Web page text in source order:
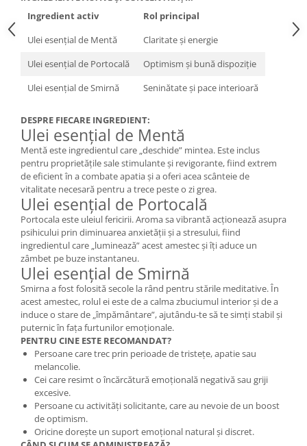
Ingredient activ
Rol principal
Ulei esențial de Mentă
Claritate și energie
Ulei esențial de Portocală
Optimism și bună dispoziție
Ulei esențial de Smirnă
Seninătate și pace interioară
DESPRE FIECARE INGREDIENT:
Ulei esențial de Mentă
Mentă este ingredientul care „deschide” mintea. Este inclus
pentru proprietățile sale stimulante și revigorante, fiind extrem
de eficient în a combate apatia și a oferi acea scânteie de
vitalitate necesară pentru a trece peste o zi grea.
Ulei esențial de Portocală
Portocala este uleiul fericirii. Aroma sa vibrantă acționează asupra
psihicului prin diminuarea anxietății și a stresului, fiind
ingredientul care „luminează” acest amestec și îți aduce un
zâmbet pe buze instantaneu.
Ulei esențial de Smirnă
Smirna a fost folosită secole la rând pentru stările meditative. În
acest amestec, rolul ei este de a calma zbuciumul interior și de a
induce o stare de „împământare”, ajutându-te să te simți stabil și
puternic în fața furtunilor emoționale.
PENTRU CINE ESTE RECOMANDAT?
Persoane care trec prin perioade de tristețe, apatie sau
melancolie.
Cei care resimt o încărcătură emoțională negativă sau griji
excesive.
Persoane cu activități solicitante, care au nevoie de un boost
de optimism.
Oricine dorește un suport emoțional natural și discret.